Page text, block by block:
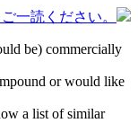
一読ください。
be) commercially
or would like
a list of similar